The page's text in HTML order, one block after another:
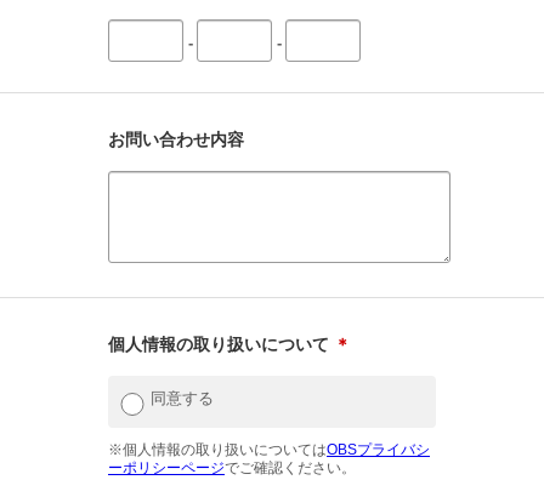
- -
お問い合わせ内容
個人情報の取り扱いについて ＊
同意する
※個人情報の取り扱いについてはOBSプライバシ
ーポリシーページでご確認ください。